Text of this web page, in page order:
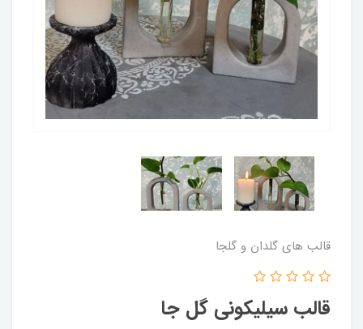
قالب های گلدان و گلجا
قالب سیلیکونی گل جا